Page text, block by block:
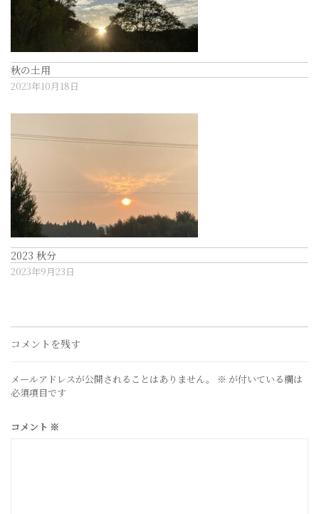
秋の土用
2023年10月18日
2023 秋分
2023年9月23日
コメントを残す
メールアドレスが公開されることはありません。 ※ が付いている欄は
必須項目です
コメント ※